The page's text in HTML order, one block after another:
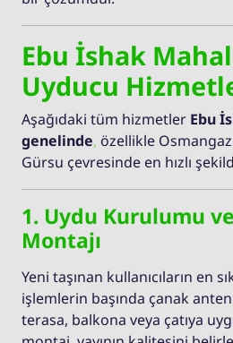
Ebu İshak
Uyducu
Aşağıdaki tüm hizmetler Ebu
genelinde, özellikle
Gürsu çevresinde en hızlı
1. Uydu Kurulumu
Montajı
Yeni taşınan kullanıcıların en
işlemlerin başında çanak
terasa, balkona veya çatıya